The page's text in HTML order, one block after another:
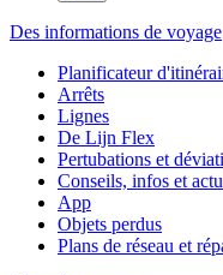
Des informations de voyage
Planificateur
Arrêts
Lignes
De Lijn Flex
Pertubations et
Conseils, infos et
App
Objets perdus
Plans de réseau et